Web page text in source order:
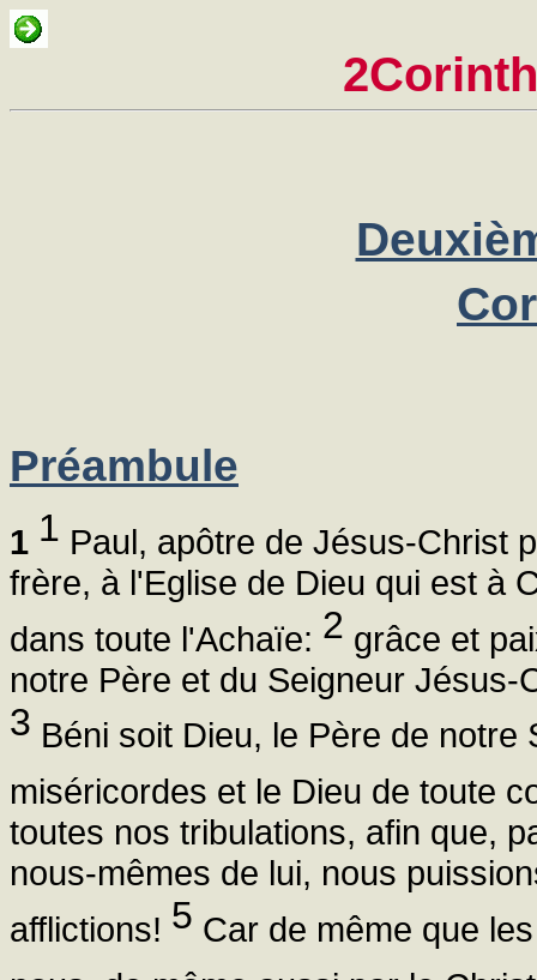
Préambule
1 1 Paul, apôtre de Jésus-Christ
frère, à l'Eglise de Dieu qui est à
dans toute l'Achaïe: 2 grâce et
notre Père et du Seigneur Jésus-
3 Béni soit Dieu, le Père de
miséricordes et le Dieu de toute
toutes nos tribulations, afin que,
nous-mêmes de lui, nous
afflictions! 5 Car de même que